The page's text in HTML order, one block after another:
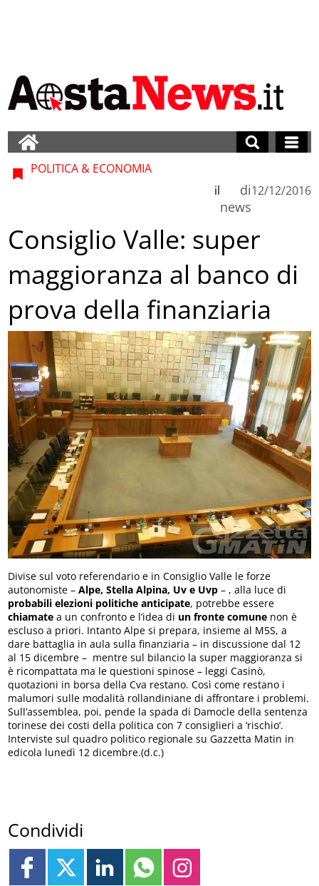
POLITICA & ECONOMIA
di
news
il 12/12/2016
Consiglio Valle: super
maggioranza al banco di
prova della finanziaria
Divise sul voto referendario e in Consiglio Valle le forze
autonomiste – Alpe, Stella Alpina, Uv e Uvp – , alla luce di
probabili elezioni politiche anticipate, potrebbe essere
chiamate a un confronto e l’idea di un fronte comune non è
escluso a priori. Intanto Alpe si prepara, insieme al M5S, a
dare battaglia in aula sulla finanziaria – in discussione dal 12
al 15 dicembre – mentre sul bilancio la super maggioranza si
è ricompattata ma le questioni spinose – leggi Casinò,
quotazioni in borsa della Cva restano. Così come restano i
malumori sulle modalità rollandiniane di affrontare i problemi.
Sull’assemblea, poi, pende la spada di Damocle della sentenza
torinese dei costi della politica con 7 consiglieri a ‘rischio’.
Interviste sul quadro politico regionale su Gazzetta Matin in
edicola lunedì 12 dicembre.(d.c.)
Condividi